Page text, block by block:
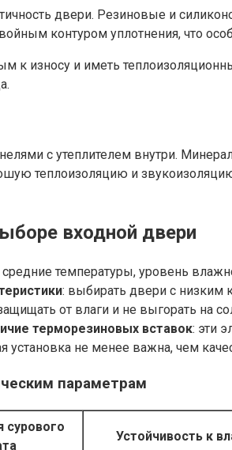
двери. Резиновые и
контуром уплотнения, что
износу и иметь
с утеплителем внутри.
теплоизоляцию и
входной двери
средние температуры, уровень
: выбирать двери с низким
от влаги и не выгорать на
терморезиновых вставок: эти
установка не менее важна, чем
параметрам
сурового
Устойчивость к